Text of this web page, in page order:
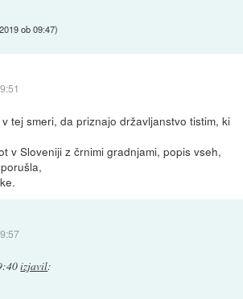
ob 09:47)
tej smeri, da priznajo državljanstvo tistim, ki
v Sloveniji z črnimi gradnjami, popis vseh,
izjavil: